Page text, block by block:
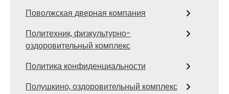
Поволжская дверная компания
Политехник, физкультурно-
оздоровительный комплекс
Политика конфиденциальности
Полушкино, оздоровительный комплекс